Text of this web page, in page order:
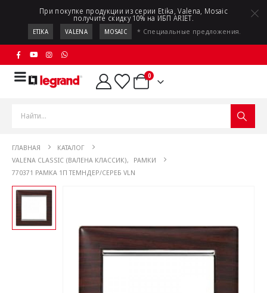
При покупке продукции из серии Etika, Valena, Mosaic
получите скидку 10% на ИБП ARIET.
ETIKA VALENA MOSAIC * Специальные предложения.
0
ГЛАВНАЯ
КАТАЛОГ
VALENA CLASSIC (ВАЛЕНА КЛАССИК),
РАМКИ
770371 РАМКА 1П ТЕМНДЕР/СЕРЕБ VLN